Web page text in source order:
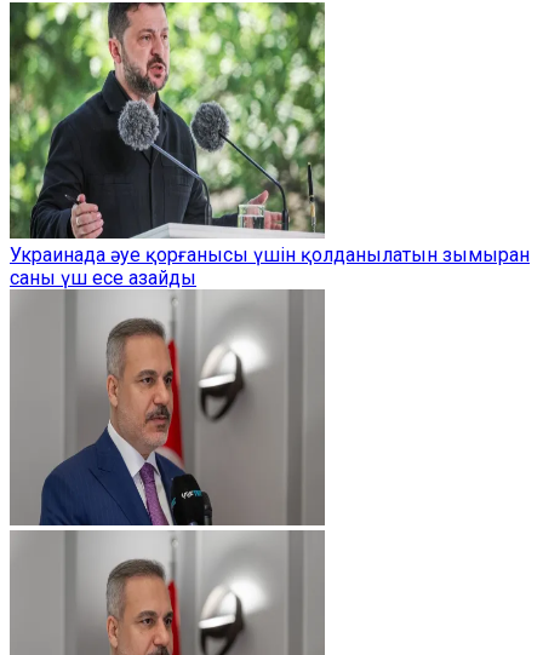
Украинада әуе қорғанысы үшін қолданылатын зымыран
саны үш есе азайды